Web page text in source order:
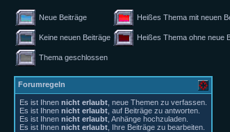
Neue Beiträge Heißes Thema mit neuen
Keine neuen Beiträge Heißes Thema ohne neue
Thema geschlossen
Forumregeln
Es ist Ihnen nicht erlaubt , neue Themen zu verfassen.
Es ist Ihnen nicht erlaubt , auf Beiträge zu antworten.
Es ist Ihnen nicht erlaubt , Anhänge hochzuladen.
Es ist Ihnen nicht erlaubt , Ihre Beiträge zu bearbeiten.